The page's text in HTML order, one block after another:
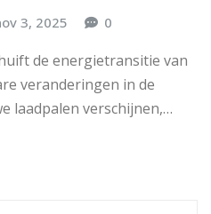
3, 2025 0
de energietransitie van
veranderingen in de
laadpalen verschijnen,…